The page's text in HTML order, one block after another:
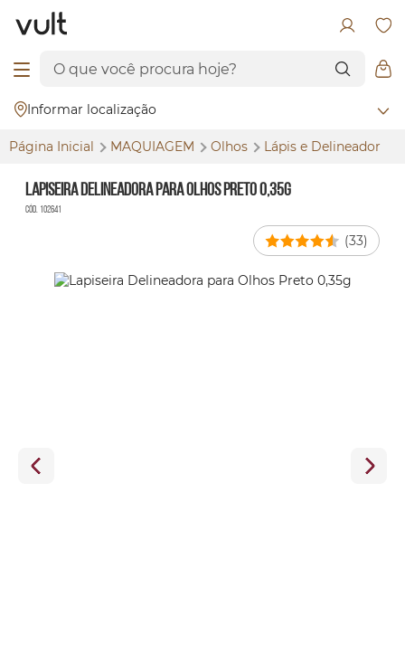
Informar localização
Página Inicial MAQUIAGEM Olhos Lápis e Delineador
Lapiseira Delineadora para Olhos Preto 0,35g
Cód. 102641
(33)